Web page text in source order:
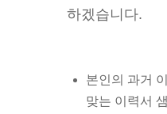
하겠습니다.
본인의 과거
맞는 이력서